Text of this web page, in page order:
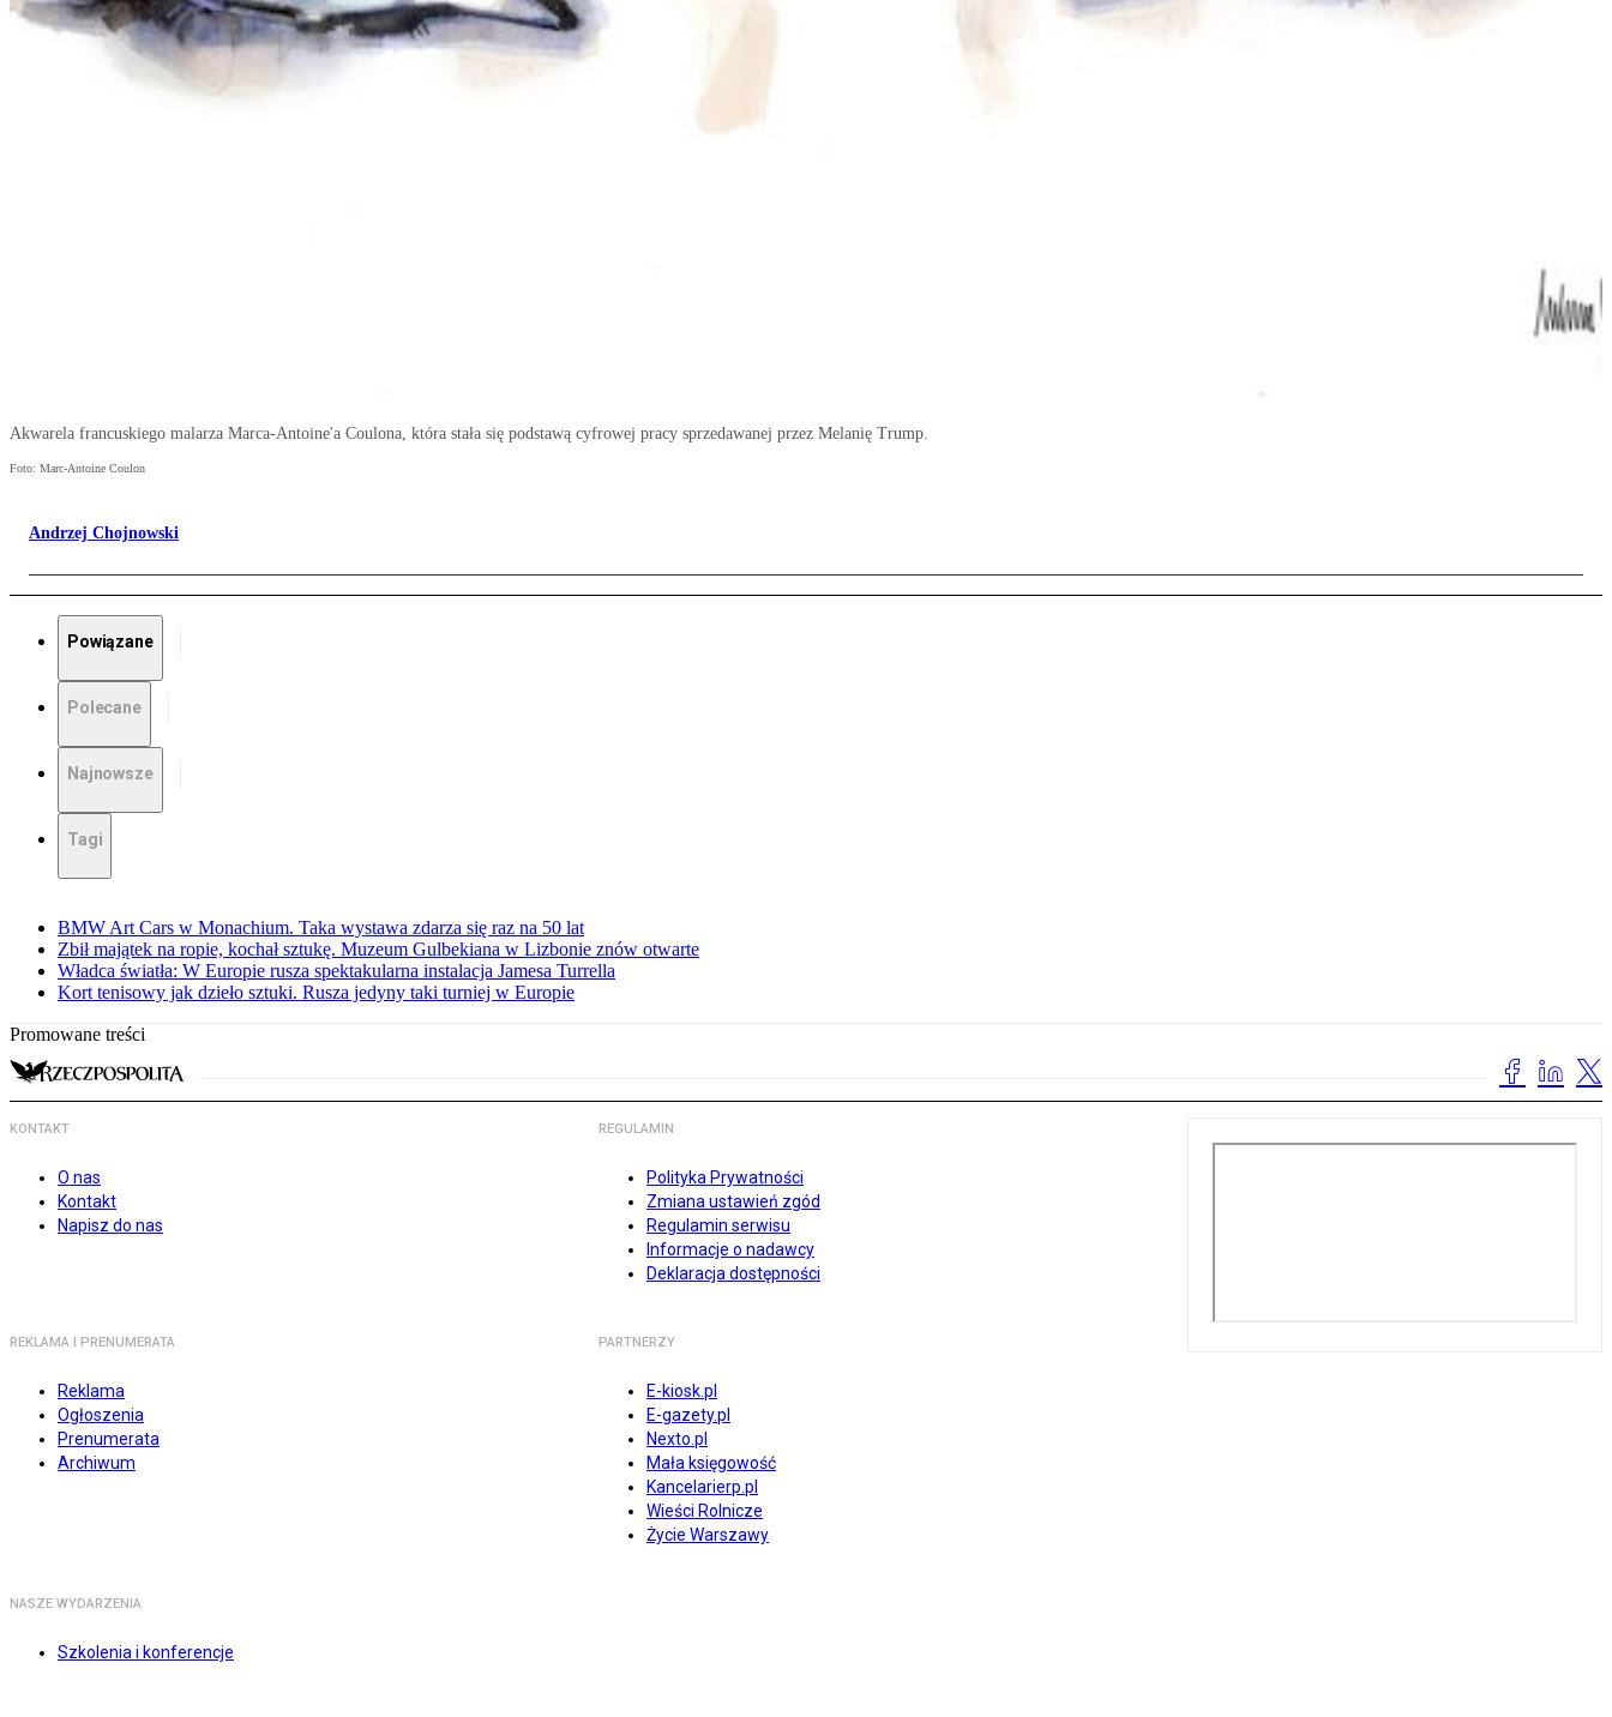
Akwarela francuskiego malarza Marca-Antoine'a Coulona, która stała się podstawą cyfrowej pracy sprzedawanej przez Melanię Trump.
Foto: Marc-Antoine Coulon
Andrzej Chojnowski
Powiązane
Polecane
Najnowsze
Tagi
BMW Art Cars w Monachium. Taka wystawa zdarza się raz na 50 lat
Zbił majątek na ropie, kochał sztukę. Muzeum Gulbekiana w Lizbonie znów otwarte
Władca światła: W Europie rusza spektakularna instalacja Jamesa Turrella
Kort tenisowy jak dzieło sztuki. Rusza jedyny taki turniej w Europie
Promowane treści
KONTAKT
O nas
Kontakt
Napisz do nas
REGULAMIN
Polityka Prywatności
Zmiana ustawień zgód
Regulamin serwisu
Informacje o nadawcy
Deklaracja dostępności
REKLAMA I PRENUMERATA
Reklama
Ogłoszenia
Prenumerata
Archiwum
PARTNERZY
E-kiosk.pl
E-gazety.pl
Nexto.pl
Mała księgowość
Kancelarierp.pl
Wieści Rolnicze
Życie Warszawy
NASZE WYDARZENIA
Szkolenia i konferencje